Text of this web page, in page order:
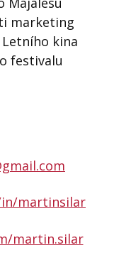
marketing
Letního kina
festivalu
martinsilar
martin.silar